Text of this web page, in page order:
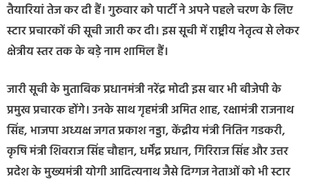
तैयारियां तेज कर दी हैं। गुरुवार को पार्टी ने अपने पहले चरण के लिए
स्टार प्रचारकों की सूची जारी कर दी। इस सूची में राष्ट्रीय नेतृत्व से लेकर
क्षेत्रीय स्तर तक के बड़े नाम शामिल हैं।
जारी सूची के मुताबिक प्रधानमंत्री नरेंद्र मोदी इस बार भी बीजेपी के
प्रमुख प्रचारक होंगे। उनके साथ गृहमंत्री अमित शाह, रक्षामंत्री राजनाथ
सिंह, भाजपा अध्यक्ष जगत प्रकाश नड्डा, केंद्रीय मंत्री नितिन गडकरी,
कृषि मंत्री शिवराज सिंह चौहान, धर्मेंद्र प्रधान, गिरिराज सिंह और उत्तर
प्रदेश के मुख्यमंत्री योगी आदित्यनाथ जैसे दिग्गज नेताओं को भी स्टार